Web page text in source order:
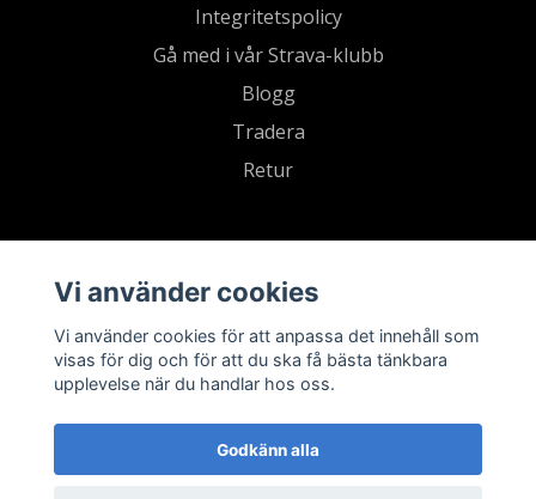
Integritetspolicy
Gå med i vår Strava-klubb
Blogg
Tradera
Retur
Vi använder cookies
Vi använder cookies för att anpassa det innehåll som
visas för dig och för att du ska få bästa tänkbara
upplevelse när du handlar hos oss.
Godkänn alla